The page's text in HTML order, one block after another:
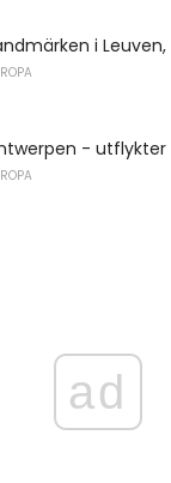
i Leuven,
- utflykter
ad